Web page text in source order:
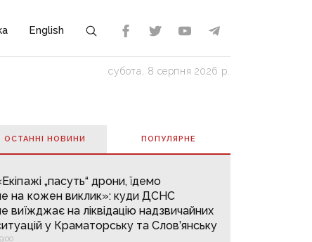
English
субота, 8 серпня 2026 р.
ОСТАННІ НОВИНИ ПОПУЛЯРНE
„пасуть“ дрони, їдемо
на кожен виклик»: куди ДСНС
виїжджає на ліквідацію надзвичайних
у Краматорську та Слов’янську